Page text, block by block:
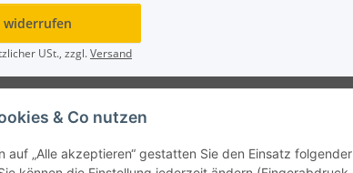
& Co nutzen
auf „Alle akzeptieren“ gestatten Sie den Einsatz
widerrufen
USt., zzgl.Versand